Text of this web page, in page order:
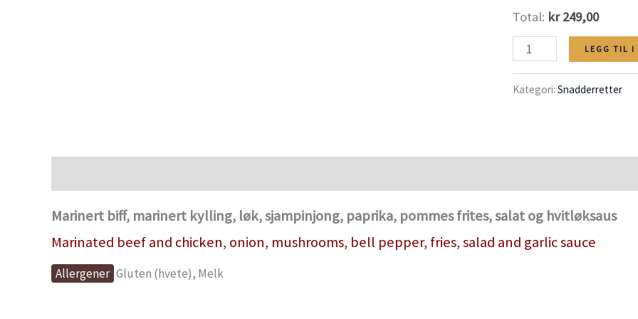
Total: kr 249,00
Mix
antall
LEGG TIL I
Kategori: Snadderretter
Marinert biff, marinert kylling, løk, sjampinjong, paprika, pommes frites, salat og hvitløksaus
Marinated beef and chicken, onion, mushrooms, bell pepper, fries, salad and garlic sauce
Allergener Gluten (hvete), Melk